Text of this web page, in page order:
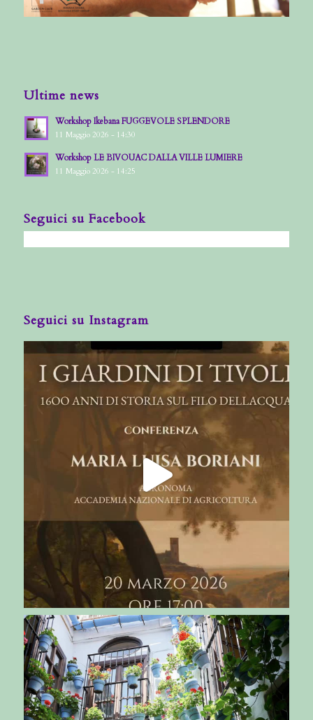
Ultime news
Workshop Ikebana FUGGEVOLE SPLENDORE
11 Maggio 2026 - 14:30
Workshop LE BIVOUAC DALLA VILLE LUMIERE
11 Maggio 2026 - 14:25
Seguici su Facebook
Seguici su Instagram